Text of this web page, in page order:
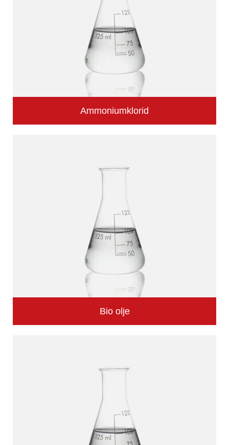
Ammoniumklorid
Bio olje